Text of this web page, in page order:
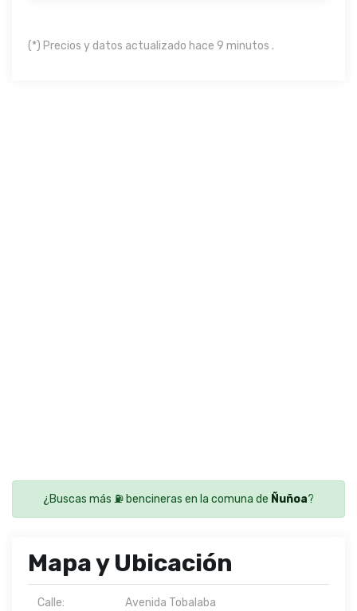
(*) Precios y datos actualizado hace 9 minutos .
¿Buscas más ⛽ bencineras en la comuna de Ñuñoa?
Mapa y Ubicación
Calle: Avenida Tobalaba